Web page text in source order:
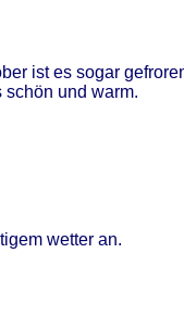
ist es sogar
schön und warm.
wetter an.